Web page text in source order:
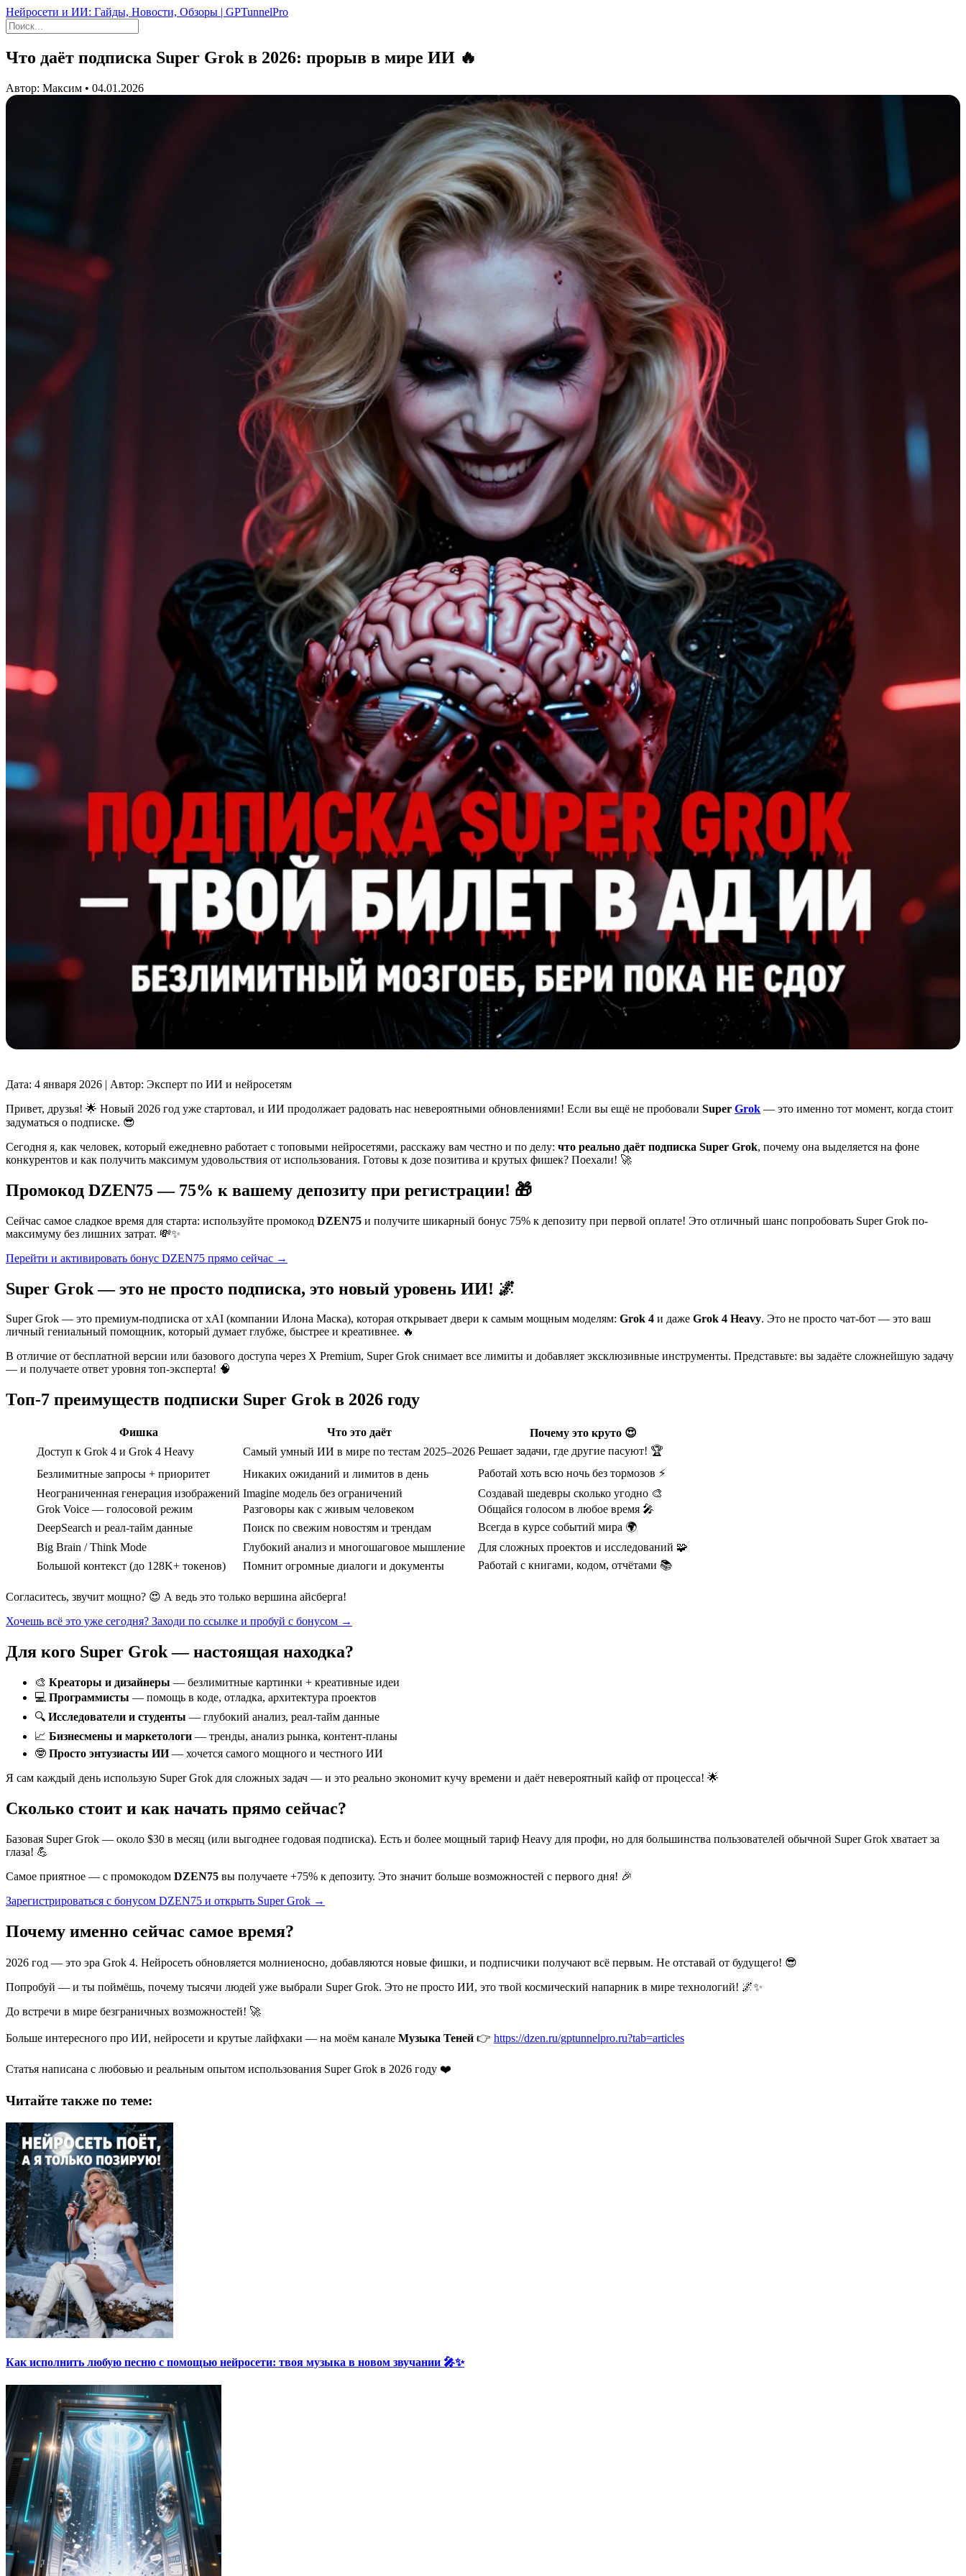
Нейросети и ИИ: Гайды, Новости, Обзоры | GPTunnelPro
Что даёт подписка Super Grok в 2026: прорыв в мире ИИ 🔥
Автор: Максим • 04.01.2026
Дата: 4 января 2026 | Автор: Эксперт по ИИ и нейросетям
Привет, друзья! 🌟 Новый 2026 год уже стартовал, и ИИ продолжает радовать нас невероятными обновлениями! Если вы ещё не пробовали Super Grok — это именно тот момент, когда стоит
задуматься о подписке. 😎
Сегодня я, как человек, который ежедневно работает с топовыми нейросетями, расскажу вам честно и по делу: что реально даёт подписка Super Grok, почему она выделяется на фоне
конкурентов и как получить максимум удовольствия от использования. Готовы к дозе позитива и крутых фишек? Поехали! 🚀
Промокод DZEN75 — 75% к вашему депозиту при регистрации! 🎁
Сейчас самое сладкое время для старта: используйте промокод DZEN75 и получите шикарный бонус 75% к депозиту при первой оплате! Это отличный шанс попробовать Super Grok по-
максимуму без лишних затрат. 💸✨
Перейти и активировать бонус DZEN75 прямо сейчас →
Super Grok — это не просто подписка, это новый уровень ИИ! 🌌
Super Grok — это премиум-подписка от xAI (компании Илона Маска), которая открывает двери к самым мощным моделям: Grok 4 и даже Grok 4 Heavy. Это не просто чат-бот — это ваш
личный гениальный помощник, который думает глубже, быстрее и креативнее. 🔥
В отличие от бесплатной версии или базового доступа через X Premium, Super Grok снимает все лимиты и добавляет эксклюзивные инструменты. Представьте: вы задаёте сложнейшую задачу
— и получаете ответ уровня топ-эксперта! 🧠
Топ-7 преимуществ подписки Super Grok в 2026 году
Фишка Что это даёт
Почему это круто 😍
Доступ к Grok 4 и Grok 4 Heavy
Самый умный ИИ в мире по тестам 2025–2026 Решает задачи, где другие пасуют! 🏆
Безлимитные запросы + приоритет
Никаких ожиданий и лимитов в день
Работай хоть всю ночь без тормозов ⚡
Неограниченная генерация изображений Imagine модель без ограничений
Создавай шедевры сколько угодно 🎨
Grok Voice — голосовой режим
Разговоры как с живым человеком
Общайся голосом в любое время 🎤
DeepSearch и реал-тайм данные
Поиск по свежим новостям и трендам
Всегда в курсе событий мира 🌍
Big Brain / Think Mode
Глубокий анализ и многошаговое мышление
Для сложных проектов и исследований 🧩
Большой контекст (до 128K+ токенов)
Помнит огромные диалоги и документы Работай с книгами, кодом, отчётами 📚
Согласитесь, звучит мощно? 😍 А ведь это только вершина айсберга!
Хочешь всё это уже сегодня? Заходи по ссылке и пробуй с бонусом →
Для кого Super Grok — настоящая находка?
🎨 Креаторы и дизайнеры — безлимитные картинки + креативные идеи
💻 Программисты — помощь в коде, отладка, архитектура проектов
🔍 Исследователи и студенты — глубокий анализ, реал-тайм данные
📈 Бизнесмены и маркетологи — тренды, анализ рынка, контент-планы
🤓 Просто энтузиасты ИИ— хочется самого мощного и честного ИИ
Я сам каждый день использую Super Grok для сложных задач — и это реально экономит кучу времени и даёт невероятный кайф от процесса! 🌟
Сколько стоит и как начать прямо сейчас?
Базовая Super Grok — около $30 в месяц (или выгоднее годовая подписка). Есть и более мощный тариф Heavy для профи, но для большинства пользователей обычной Super Grok хватает за
глаза! 💪
Самое приятное — с промокодом DZEN75 вы получаете +75% к депозиту. Это значит больше возможностей с первого дня! 🎉
Зарегистрироваться с бонусом DZEN75 и открыть Super Grok →
Почему именно сейчас самое время?
2026 год — это эра Grok 4. Нейросеть обновляется молниеносно, добавляются новые фишки, и подписчики получают всё первым. Не отставай от будущего! 😎
Попробуй — и ты поймёшь, почему тысячи людей уже выбрали Super Grok. Это не просто ИИ, это твой космический напарник в мире технологий! 🌌✨
До встречи в мире безграничных возможностей! 🚀
Больше интересного про ИИ, нейросети и крутые лайфхаки — на моём канале Музыка Теней 👉 https://dzen.ru/gptunnelpro.ru?tab=articles
Статья написана с любовью и реальным опытом использования Super Grok в 2026 году ❤️
Читайте также по теме:
Как исполнить любую песню с помощью нейросети: твоя музыка в новом звучании 🎤✨